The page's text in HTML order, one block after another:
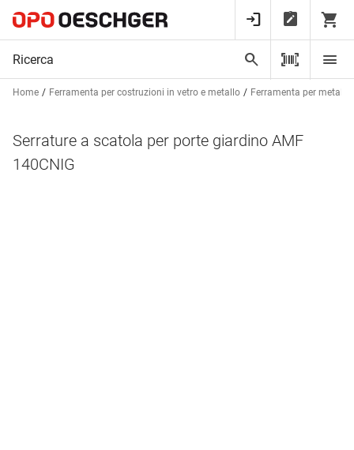
Home Ferramenta per costruzioni in vetro e metallo Ferramenta per
Serrature a scatola per porte giardino AMF
140CNIG